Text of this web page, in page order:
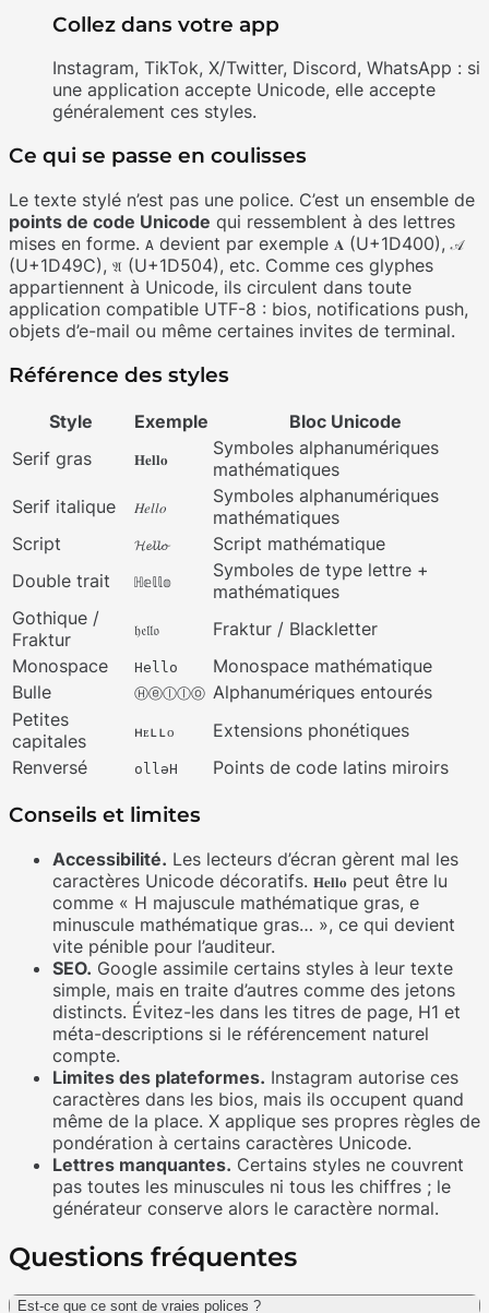
Collez dans votre app
Instagram, TikTok, X/Twitter, Discord, WhatsApp : si
une application accepte Unicode, elle accepte
généralement ces styles.
Ce qui se passe en coulisses
Le texte stylé n’est pas une police. C’est un ensemble de
points de code Unicode qui ressemblent à des lettres
mises en forme. A devient par exemple 𝐀 (U+1D400),𝒜
(U+1D49C), 𝔄 (U+1D504), etc. Comme ces glyphes
appartiennent à Unicode, ils circulent dans toute
application compatible UTF-8 : bios, notifications push,
objets d’e-mail ou même certaines invites de terminal.
Référence des styles
Style Exemple
Bloc Unicode
Serif gras
𝐇𝐞𝐥𝐥𝐨
Symboles alphanumériques
mathématiques
Serif italique
𝐻𝑒𝑙𝑙𝑜
Symboles alphanumériques
mathématiques
Script
𝓗𝓮𝓵𝓵𝓸
Script mathématique
Double trait
ℍ𝕖𝕝𝕝𝕠
Symboles de type lettre +
mathématiques
Gothique /
Fraktur
𝔥𝔢𝔩𝔩𝔬
Fraktur / Blackletter
Monospace
𝙷𝚎𝚕𝚕𝚘
Monospace mathématique
Bulle
Ⓗⓔⓛⓛⓞ Alphanumériques entourés
Petites
capitales
ʜᴇʟʟᴏ
Extensions phonétiques
Renversé
ollǝH Points de code latins miroirs
Conseils et limites
Accessibilité. Les lecteurs d’écran gèrent mal les
caractères Unicode décoratifs. 𝐇𝐞𝐥𝐥𝐨 peut être lu
comme « H majuscule mathématique gras, e
minuscule mathématique gras… », ce qui devient
vite pénible pour l’auditeur.
SEO. Google assimile certains styles à leur texte
simple, mais en traite d’autres comme des jetons
distincts. Évitez-les dans les titres de page, H1 et
méta-descriptions si le référencement naturel
compte.
Limites des plateformes. Instagram autorise ces
caractères dans les bios, mais ils occupent quand
même de la place. X applique ses propres règles de
pondération à certains caractères Unicode.
Lettres manquantes. Certains styles ne couvrent
pas toutes les minuscules ni tous les chiffres ; le
générateur conserve alors le caractère normal.
Questions fréquentes
Est-ce que ce sont de vraies polices ?